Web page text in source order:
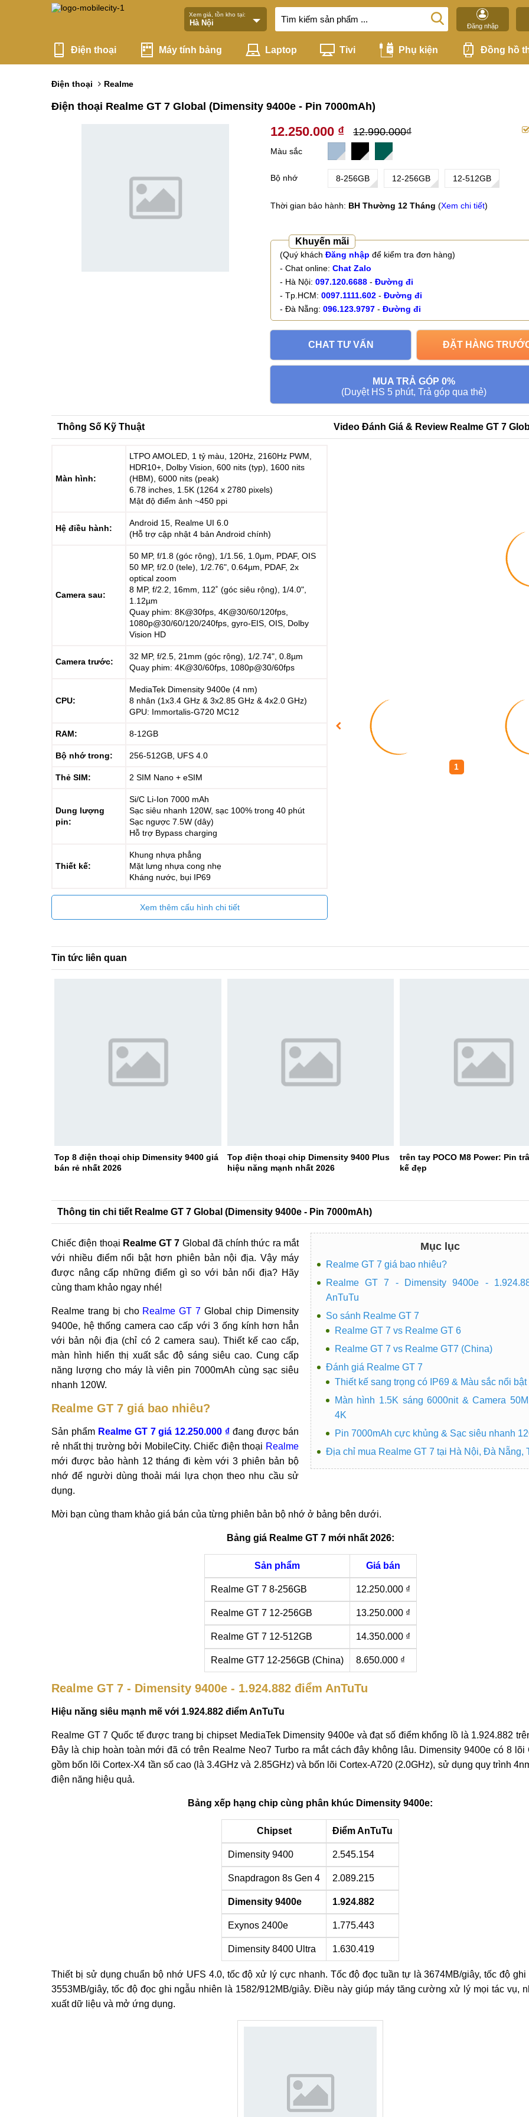
Xem giá, tồn kho tại:
Đăng nhập
Điện thoại Máy tính bảng Laptop Tivi Phụ kiện Đồng hồ
Điện thoại Realme
Điện thoại Realme GT 7 Global (Dimensity 9400e - Pin 7000mAh)
12.250.000 ₫ 12.990.000₫
Màu sắc
Bộ nhớ 8-256GB 12-256GB 12-512GB
Thời gian bảo hành: BH Thường 12 Tháng (Xem chi tiết)
Khuyến mãi
(Quý khách Đăng nhập để kiểm tra đơn hàng)
- Chat online: Chat Zalo
- Hà Nội: 097.120.6688 - Đường đi
- Tp.HCM: 0097.1111.602 - Đường đi
- Đà Nẵng: 096.123.9797 - Đường đi
CHAT TƯ VẤN ĐẶT HÀNG
MUA TRẢ GÓP 0%
(Duyệt HS 5 phút, Trả góp qua thẻ)
Thông Số Kỹ Thuật
Màn hình:
LTPO AMOLED, 1 tỷ màu, 120Hz, 2160Hz PWM,
HDR10+, Dolby Vision, 600 nits (typ), 1600 nits
(HBM), 6000 nits (peak)
6.78 inches, 1.5K (1264 x 2780 pixels)
Mật độ điểm ảnh ~450 ppi
Hệ điều hành:
Android 15, Realme UI 6.0
(Hỗ trợ cập nhật 4 bản Android chính)
Camera sau:
50 MP, f/1.8 (góc rộng), 1/1.56, 1.0µm, PDAF, OIS
50 MP, f/2.0 (tele), 1/2.76", 0.64µm, PDAF, 2x
optical zoom
8 MP, f/2.2, 16mm, 112˚ (góc siêu rộng), 1/4.0",
1.12µm
Quay phim: 8K@30fps, 4K@30/60/120fps,
1080p@30/60/120/240fps, gyro-EIS, OIS, Dolby
Vision HD
Camera trước:
32 MP, f/2.5, 21mm (góc rộng), 1/2.74", 0.8µm
Quay phim: 4K@30/60fps, 1080p@30/60fps
CPU:
MediaTek Dimensity 9400e (4 nm)
8 nhân (1x3.4 GHz & 3x2.85 GHz & 4x2.0 GHz)
GPU: Immortalis-G720 MC12
RAM: 8-12GB
Bộ nhớ trong: 256-512GB, UFS 4.0
Thẻ SIM: 2 SIM Nano + eSIM
Dung lượng
pin:
Si/C Li-Ion 7000 mAh
Sạc siêu nhanh 120W, sạc 100% trong 40 phút
Sạc ngược 7.5W (dây)
Hỗ trợ Bypass charging
Thiết kế:
Khung nhựa phẳng
Mặt lưng nhựa cong nhẹ
Kháng nước, bụi IP69
Xem thêm cấu hình chi tiết
Video Đánh Giá & Review Realme GT 7
1
Tin tức liên quan
Top 8 điện thoại chip Dimensity 9400 giá
bán rẻ nhất 2026
Top điện thoại chip Dimensity 9400 Plus
hiệu năng mạnh nhất 2026
trên tay POCO M8 Power: Pin
kế đẹp
Thông tin chi tiết Realme GT 7 Global (Dimensity 9400e - Pin 7000mAh)
Mục lục
Realme GT 7 giá bao nhiêu?
Realme GT 7 - Dimensity 9400e -
AnTuTu
So sánh Realme GT 7
Realme GT 7 vs Realme GT 6
Realme GT 7 vs Realme GT7 (China)
Đánh giá Realme GT 7
Thiết kế sang trọng có IP69 & Màu sắc nổi bật
Màn hình 1.5K sáng 6000nit & Camera
4K
Pin 7000mAh cực khủng & Sạc siêu nhanh
Địa chỉ mua Realme GT 7 tại Hà Nội, Đà Nẵng,
Chiếc điện thoại Realme GT 7 Global đã chính thức ra mắt
với nhiều điểm nổi bật hơn phiên bản nội địa. Vậy máy
được nâng cấp những điểm gì so với bản nổi địa? Hãy
cùng tham khảo ngay nhé!
Realme trang bị cho Realme GT 7 Global chip Dimensity
9400e, hệ thống camera cao cấp với 3 ống kính hơn hẳn
với bản nội địa (chỉ có 2 camera sau). Thiết kế cao cấp,
màn hình hiển thị xuất sắc độ sáng siêu cao. Cung cấp
năng lượng cho máy là viên pin 7000mAh cùng sạc siêu
nhanh 120W.
Realme GT 7 giá bao nhiêu?
Sản phẩm Realme GT 7 giá 12.250.000 ₫ đang được bán
rẻ nhất thị trường bởi MobileCity. Chiếc điện thoại Realme
mới được bảo hành 12 tháng đi kèm với 3 phiên bản bộ
nhớ để người dùng thoải mái lựa chọn theo nhu cầu sử
dụng.
Mời bạn cùng tham khảo giá bán của từng phiên bản bộ nhớ ở bảng bên dưới.
Bảng giá Realme GT 7 mới nhất 2026:
Sản phẩm Giá bán
Realme GT 7 8-256GB 12.250.000 ₫
Realme GT 7 12-256GB 13.250.000 ₫
Realme GT 7 12-512GB 14.350.000 ₫
Realme GT7 12-256GB (China) 8.650.000 ₫
Realme GT 7 - Dimensity 9400e - 1.924.882 điểm AnTuTu
Hiệu năng siêu mạnh mẽ với 1.924.882 điểm AnTuTu
Realme GT 7 Quốc tế được trang bị chipset MediaTek Dimensity 9400e và đạt số điểm khổng lồ là 1.924.882
Đây là chip hoàn toàn mới đã có trên Realme Neo7 Turbo ra mắt cách đây không lâu. Dimensity 9400e có 8 lõi
gồm bốn lõi Cortex-X4 tần số cao (là 3.4GHz và 2.85GHz) và bốn lõi Cortex-A720 (2.0GHz), sử dụng quy trình
điện năng hiệu quả.
Bảng xếp hạng chip cùng phân khúc Dimensity 9400e:
Chipset Điểm AnTuTu
Dimensity 9400 2.545.154
Snapdragon 8s Gen 4 2.089.215
Dimensity 9400e 1.924.882
Exynos 2400e 1.775.443
Dimensity 8400 Ultra 1.630.419
Thiết bị sử dụng chuẩn bộ nhớ UFS 4.0, tốc độ xử lý cực nhanh. Tốc độ đọc tuần tự là 3674MB/giây, tốc độ
3553MB/giây, tốc độ đọc ghi ngẫu nhiên là 1582/912MB/giây. Điều này giúp máy tăng cường xử lý mọi tác vụ,
xuất dữ liệu và mở ứng dụng.